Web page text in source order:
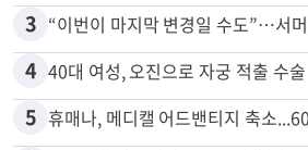
2 목회자 신분으로 HIV 감염 숨기고
3 “이번이 마지막 변경일 수도”…서머
4 40대 여성, 오진으로 자궁 적출 수술